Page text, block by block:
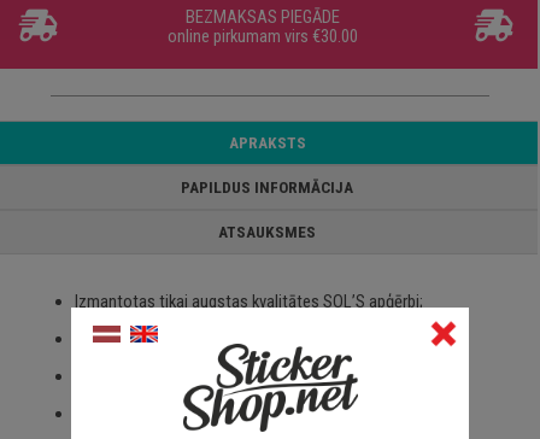
BEZMAKSAS PIEGĀDE
online pirkumam virs €30.00
APRAKSTS
PAPILDUS INFORMĀCIJA
ATSAUKSMES
Izmantotas tikai augstas kvalitātes SOL’S apģērbi;
100% kokvilna;
Paredzēts visa veida apdrukai un izšūšanai;
2 – 3 gadu drukas noturība *;